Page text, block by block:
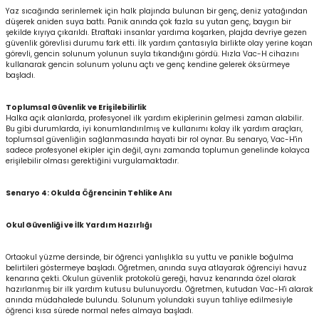
Yaz sıcağında serinlemek için halk plajında bulunan bir genç, deniz yatağından
düşerek aniden suya battı. Panik anında çok fazla su yutan genç, baygın bir
şekilde kıyıya çıkarıldı. Etraftaki insanlar yardıma koşarken, plajda devriye gezen
güvenlik görevlisi durumu fark etti. İlk yardım çantasıyla birlikte olay yerine koşan
görevli, gencin solunum yolunun suyla tıkandığını gördü. Hızla Vac-H cihazını
kullanarak gencin solunum yolunu açtı ve genç kendine gelerek öksürmeye
başladı.
Toplumsal Güvenlik ve Erişilebilirlik
Halka açık alanlarda, profesyonel ilk yardım ekiplerinin gelmesi zaman alabilir.
Bu gibi durumlarda, iyi konumlandırılmış ve kullanımı kolay ilk yardım araçları,
toplumsal güvenliğin sağlanmasında hayati bir rol oynar. Bu senaryo, Vac-H'in
sadece profesyonel ekipler için değil, aynı zamanda toplumun genelinde kolayca
erişilebilir olması gerektiğini vurgulamaktadır.
Senaryo 4: Okulda Öğrencinin Tehlike Anı
Okul Güvenliği ve İlk Yardım Hazırlığı
Ortaokul yüzme dersinde, bir öğrenci yanlışlıkla su yuttu ve panikle boğulma
belirtileri göstermeye başladı. Öğretmen, anında suya atlayarak öğrenciyi havuz
kenarına çekti. Okulun güvenlik protokolü gereği, havuz kenarında özel olarak
hazırlanmış bir ilk yardım kutusu bulunuyordu. Öğretmen, kutudan Vac-H'i alarak
anında müdahalede bulundu. Solunum yolundaki suyun tahliye edilmesiyle
öğrenci kısa sürede normal nefes almaya başladı.